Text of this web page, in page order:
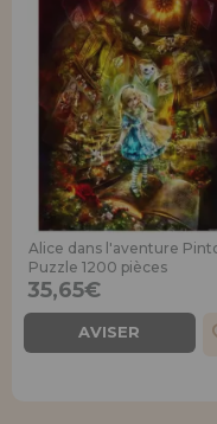
Alice dans l'aventure
Puzzle 1200 pièces
35,65€
AVISER